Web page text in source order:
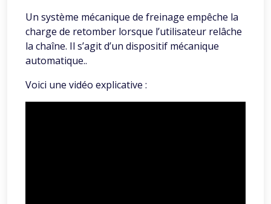
Un système mécanique de freinage empêche la
charge de retomber lorsque l’utilisateur relâche
la chaîne. Il s’agit d’un dispositif mécanique
automatique..
Voici une vidéo explicative :